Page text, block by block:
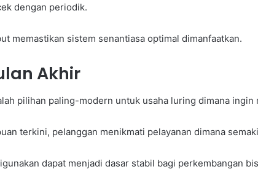
dengan periodik.
memastikan sistem senantiasa optimal dimanfaatkan.
Akhir
pilihan paling-modern untuk usaha luring dimana ingin
terkini, pelanggan menikmati pelayanan dimana
dapat menjadi dasar stabil bagi perkembangan